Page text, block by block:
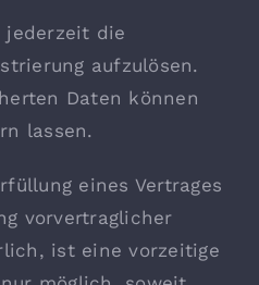
jederzeit die
aufzulösen.
Daten können
lassen.
eines Vertrages
vorvertraglicher
ist eine vorzeitige